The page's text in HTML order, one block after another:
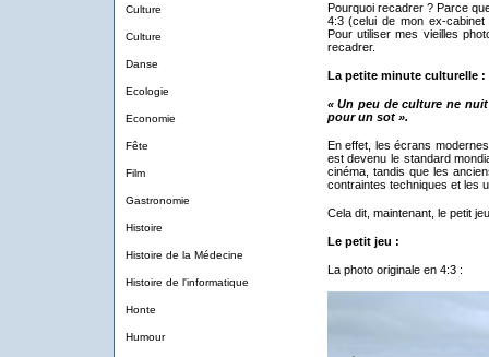
Culture
Culture
Danse
Ecologie
Economie
Fête
Film
Gastronomie
Histoire
Histoire de la Médecine
Histoire de l'informatique
Honte
Humour
Pourquoi recadrer ? Parce
4:3 (celui de mon ex-
Pour utiliser mes vieilles
recadrer.
La petite minute culturelle :
« Un peu de culture ne
pour un sot ».
En effet, les écrans
est devenu le standard
cinéma, tandis que les
contraintes techniques et les
Cela dit, maintenant, le petit
Le petit jeu :
La photo originale en 4:3 :